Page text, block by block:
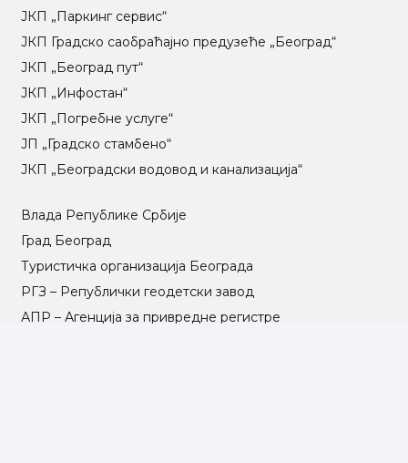
ЈКП „Паркинг сервис“
ЈКП Градско саобраћајно предузеће „Београд“
ЈКП „Београд пут“
ЈКП „Инфостан“
ЈКП „Погребне услуге“
ЈП „Градско стамбено“
ЈКП „Београдски водовод и канализација“
Влада Републике Србије
Град Београд
Туристичка организација Београда
РГЗ – Републички геодетски завод
АПР – Агенција за привредне регистре